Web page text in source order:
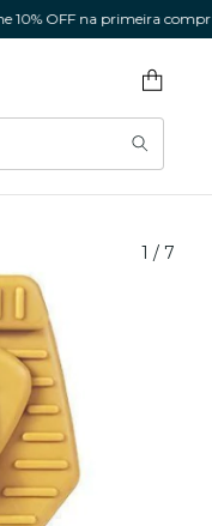
OFF na primeira compra
1 / 7